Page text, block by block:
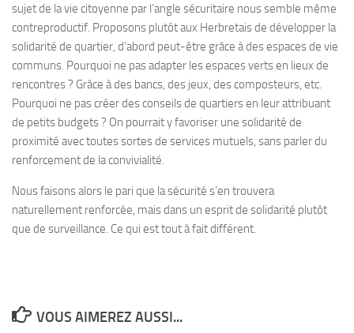
sujet de la vie citoyenne par l’angle sécuritaire nous semble même
contreproductif. Proposons plutôt aux Herbretais de développer la
solidarité de quartier, d’abord peut-être grâce à des espaces de vie
communs. Pourquoi ne pas adapter les espaces verts en lieux de
rencontres ? Grâce à des bancs, des jeux, des composteurs, etc.
Pourquoi ne pas créer des conseils de quartiers en leur attribuant
de petits budgets ? On pourrait y favoriser une solidarité de
proximité avec toutes sortes de services mutuels, sans parler du
renforcement de la convivialité.
Nous faisons alors le pari que la sécurité s’en trouvera
naturellement renforcée, mais dans un esprit de solidarité plutôt
que de surveillance. Ce qui est tout à fait différent.
VOUS AIMEREZ AUSSI...